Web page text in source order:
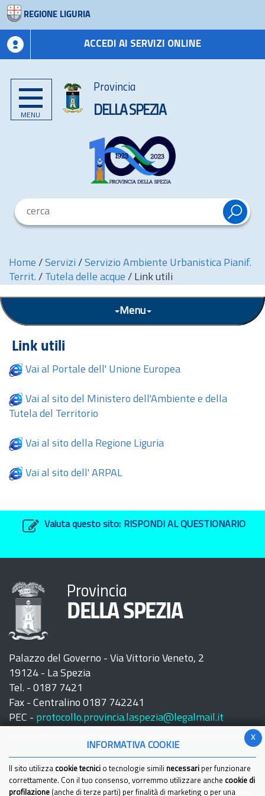
REGIONE LIGURIA
ACCEDI AI SERVIZI ONLINE
MENU
Provincia
DELLA SPEZIA
Home / Servizi / Servizio Ambiente Urbanistica Pianif.
Territ. / Tutela delle acque / Link utili
Menu
Link utili
Vai al Portale dell' Unione Europea
Vai al sito del Ministero dell'Ambiente e della
Tutela del Territorio
Vai al sito della Regione Liguria
Vai al sito dell' ARPAL
Valuta questo sito: RISPONDI AL QUESTIONARIO
Provincia
DELLA SPEZIA
Palazzo del Governo - Via Vittorio Veneto, 2
19124 - La Spezia
Tel. - 0187 7421
Fax - Centralino 0187 742241
PEC - protocollo.provincia.laspezia@legalmail.it
x
INFORMATIVA COOKIE
Il sito utilizza cookie tecnici o tecnologie simili necessari per funzionare
correttamente. Con il tuo consenso, vorremmo utilizzare anche cookie di
profilazione (anche di terze parti) per finalità di marketing o per una